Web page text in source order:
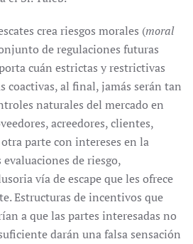
crea riesgos morales (moral
de regulaciones futuras
cuán estrictas y restrictivas
coactivas, al final, jamás serán tan
naturales del mercado en
acreedores, clientes,
parte con intereses en la
de riesgo,
vía de escape que les ofrece
Estructuras de incentivos que
a que las partes interesadas no
darán una falsa sensación